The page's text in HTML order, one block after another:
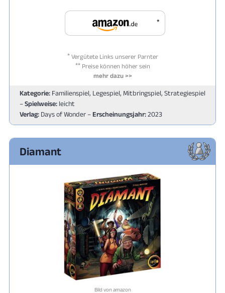
*
*Vergütete Links unserer Parnter
**Preise können höher sein
mehr dazu >>
Kategorie: Familienspiel, Legespiel, Mitbringspiel, Strategiespiel
–Spielweise: leicht
Verlag: Days of Wonder – Erscheinungsjahr:2023
Diamant
Bild von amazon